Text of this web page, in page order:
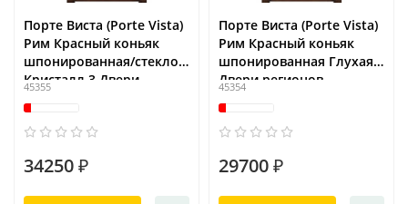
Порте Виста (Porte Vista)
Рим Красный коньяк
шпонированная/стекло
Кристалл 3 Двери
45355
34250 ₽
Порте Виста (Porte Vista)
Рим Красный коньяк
шпонированная Глухая
Двери регионов
45354
29700 ₽